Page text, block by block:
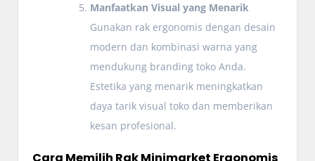
Manfaatkan Visual yang Menarik
Gunakan rak ergonomis dengan desain
modern dan kombinasi warna yang
mendukung branding toko Anda.
Estetika yang menarik meningkatkan
daya tarik visual toko dan memberikan
kesan profesional.